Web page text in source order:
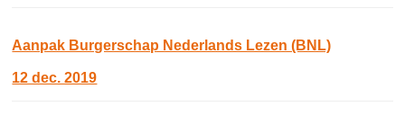
Aanpak Burgerschap Nederlands Lezen (BNL)
12 dec. 2019